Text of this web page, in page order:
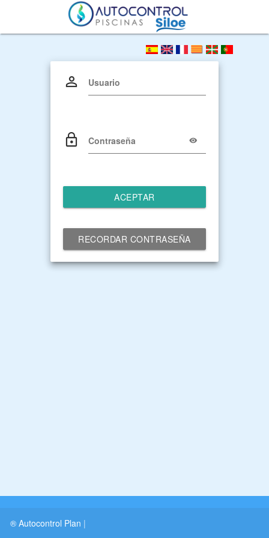
Usuario
Contraseña
ACEPTAR
RECORDAR CONTRASEÑA
® Autocontrol Plan |